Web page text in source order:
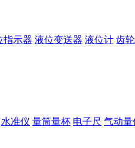
指示器 液位变送器 液位计 齿
水准仪 量筒量杯 电子尺 气动量